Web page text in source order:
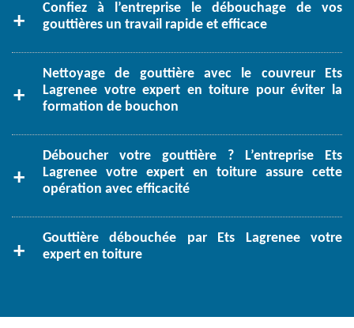
Confiez à l’entreprise le débouchage de vos
gouttières un travail rapide et efficace
Nettoyage de gouttière avec le couvreur Ets
Lagrenee votre expert en toiture pour éviter la
formation de bouchon
Déboucher votre gouttière ? L’entreprise Ets
Lagrenee votre expert en toiture assure cette
opération avec efficacité
Gouttière débouchée par Ets Lagrenee votre
expert en toiture